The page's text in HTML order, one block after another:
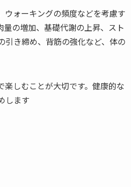
ウォーキングの頻度などを考慮す
の増加、基礎代謝の上昇、スト
引き締め、背筋の強化など、体の
しむことが大切です。健康的な
します